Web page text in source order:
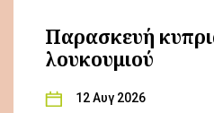
Παρασκευή
λουκουμιού
12 Αυγ 2026